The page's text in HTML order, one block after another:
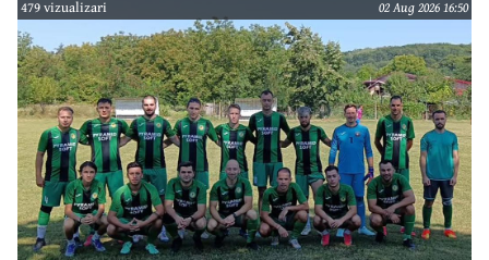
479 vizualizari 02 Aug 2026 16:50